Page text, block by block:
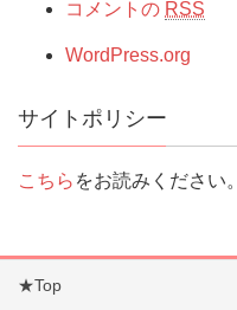
コメントの RSS
WordPress.org
サイトポリシー
こちら をお読みください。
★Top